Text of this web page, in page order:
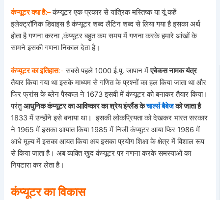
कंप्यूटर क्या है:–कंप्यूटर एक प्रकार से यांत्रिक मस्तिष्क या यूं कहें
इलेक्ट्रॉनिक डिवाइस है कंप्यूटर शब्द लैटिन शब्द से लिया गया है इसका अर्थ
होता है गणना करना ,कंप्यूटर बहुत कम समय में गणना करके हमारे आंखों के
सामने इसकी गणना निकाल देता है।
कंप्यूटर का इतिहास:-सबसे पहले 1000 ई.पू. जापान मेंएबेकस नामक यंत्र
तैयार किया गया था इसके माध्यम से गणित के प्रश्नों का हल किया जाता था और
फिर फ्रांस के ब्लेन पैस्कल ने 1673 इसवी में कंप्यूटर को बनाकर तैयार किया।
परंतुआधुनिक कंप्यूटर का आविष्कार का श्रेय इंग्लैंड केचार्ल्स बैबेजको जाता है
1833 में उन्होंने इसे बनाया था। इसकी लोकप्रियता को देखकर भारत सरकार
ने 1965 में इसका आयात किया 1985 में निजी कंप्यूटर आया फिर 1986 में
आधे मूल्य में इसका आयत किया अब इसका प्रयोग शिक्षा के क्षेत्र में विशाल रूप
से किया जाता है। अब व्यक्ति खुद कंप्यूटर पर गणना करके समस्याओं का
निपटारा कर लेता है।
कंप्यूटर का विकास